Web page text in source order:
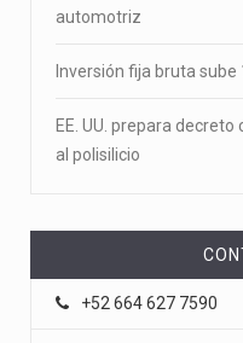
automotriz
Inversión fija bruta sube
EE. UU. prepara
al polisilicio
+52 664 627 7590